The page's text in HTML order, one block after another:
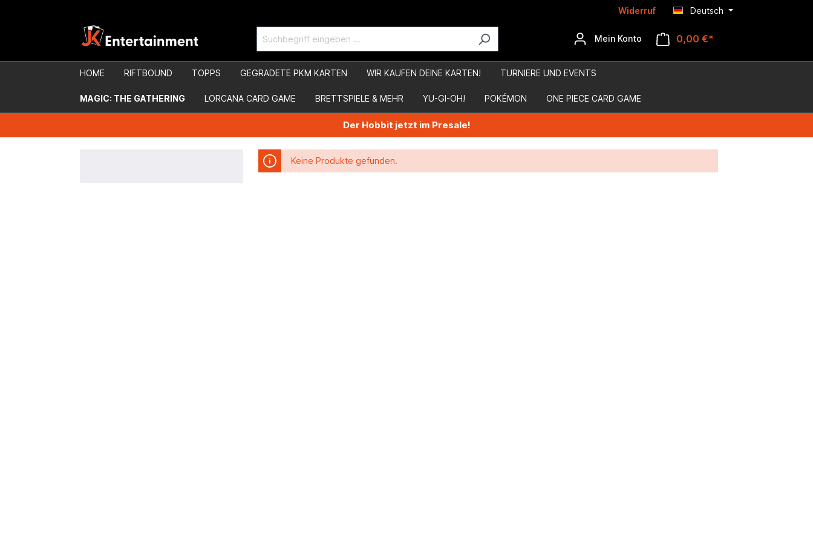
Widerruf Deutsch
Mein Konto 0,00 €*
HOME RIFTBOUND TOPPS GEGRADETE PKM KARTEN WIR KAUFEN DEINE KARTEN! TURNIERE UND EVENTS
MAGIC: THE GATHERING LORCANA CARD GAME BRETTSPIELE & MEHR YU-GI-OH! POKÉMON ONE PIECE CARD GAME
Der Hobbit jetzt im Presale!
Keine Produkte gefunden.